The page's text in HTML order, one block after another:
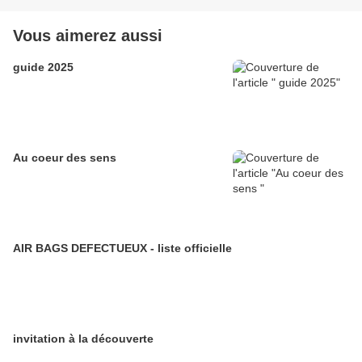
Vous aimerez aussi
guide 2025
Au coeur des sens
AIR BAGS DEFECTUEUX - liste officielle
invitation à la découverte